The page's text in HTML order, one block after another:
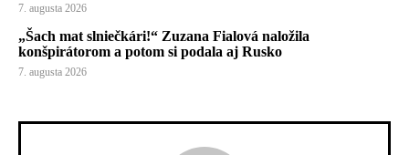
7. augusta 2026
„Šach mat slniečkári!“ Zuzana Fialová naložila
konšpirátorom a potom si podala aj Rusko
7. augusta 2026